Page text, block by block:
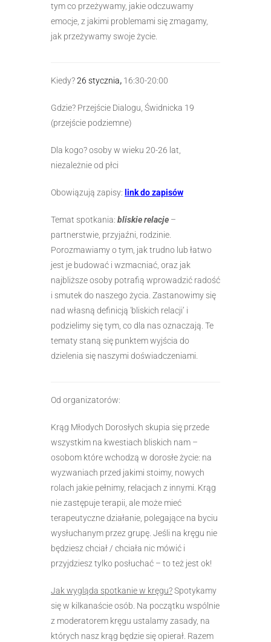
tym co przeżywamy, jakie odczuwamy
emocje, z jakimi problemami się zmagamy,
jak przeżywamy swoje życie.
Kiedy?26 stycznia, 16:30-20:00
Gdzie? Przejście Dialogu, Świdnicka 19
(przejście podziemne)
Dla kogo? osoby w wieku 20-26 lat,
niezależnie od płci
Obowiązują zapisy: link do zapisów
Temat spotkania: bliskie relacje –
partnerstwie, przyjaźni, rodzinie.
Porozmawiamy o tym, jak trudno lub łatwo
jest je budować i wzmacniać, oraz jak
najbliższe osoby potrafią wprowadzić radość
i smutek do naszego życia. Zastanowimy się
nad własną definicją 'bliskich relacji’ i
podzielimy się tym, co dla nas oznaczają. Te
tematy staną się punktem wyjścia do
dzielenia się naszymi doświadczeniami.
Od organizatorów:
Krąg Młodych Dorosłych skupia się przede
wszystkim na kwestiach bliskich nam –
osobom które wchodzą w dorosłe życie: na
wyzwaniach przed jakimi stoimy, nowych
rolach jakie pełnimy, relacjach z innymi. Krąg
nie zastępuje terapii, ale może mieć
terapeutyczne działanie, polegające na byciu
wysłuchanym przez grupę. Jeśli na kręgu nie
będziesz chciał / chciała nic mówić i
przyjdziesz tylko posłuchać – to też jest ok!
Jak wygląda spotkanie w kręgu?Spotykamy
się w kilkanaście osób. Na początku wspólnie
z moderatorem kręgu ustalamy zasady, na
których nasz krąg będzie się opierał. Razem